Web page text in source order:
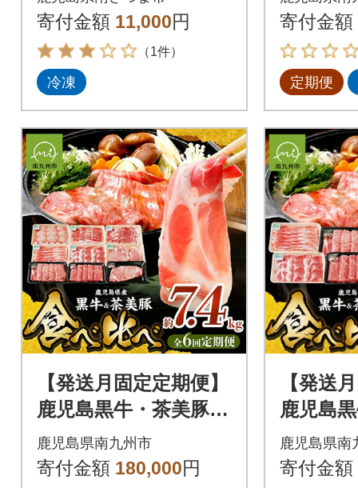
0g×3P)
寄付金額 11,000円
（1件）
冷凍
回
寄付金額
定期便
【発送月固定定期便】
鹿児島黒牛・茶美豚食
べ比べ定期便(南九州
市)全6回
鹿児島県南九州市
寄付金額 180,000円
【発送
鹿児島
べ比べ
市)全3回
鹿児島県南
寄付金額